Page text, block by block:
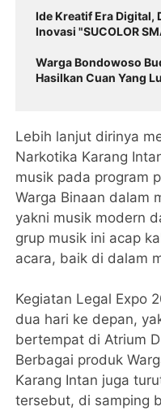
Ide Kreatif Era Digital,
Inovasi "SUCOLOR
Warga Bondowoso
Hasilkan Cuan Yang
Lebih lanjut dirinya
Narkotika Karang
musik pada program
Warga Binaan dalam
yakni musik modern
grup musik ini acap
acara, baik di dalam
Kegiatan Legal Expo
dua hari ke depan,
bertempat di Atrium
Berbagai produk
Karang Intan juga
tersebut, di samping